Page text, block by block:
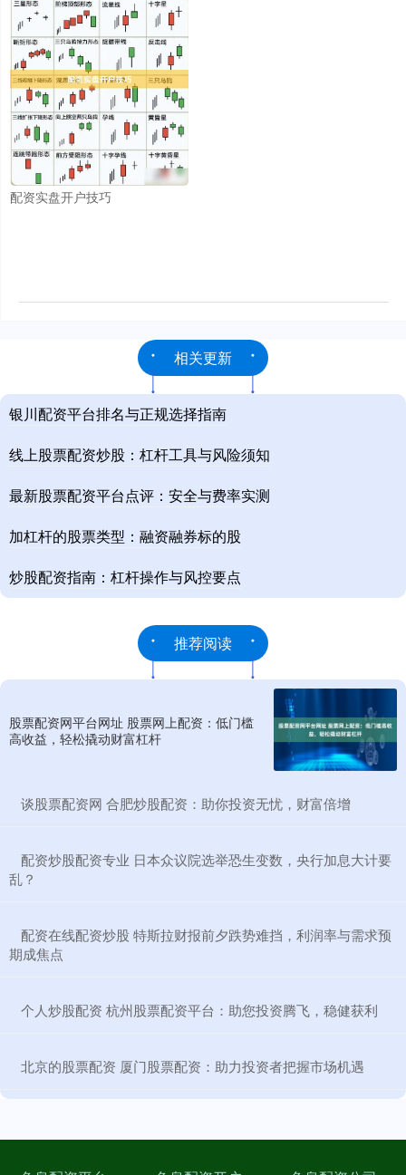
配资实盘开户技巧
相关更新
银川配资平台排名与正规选择指南
线上股票配资炒股：杠杆工具与风险须知
最新股票配资平台点评：安全与费率实测
加杠杆的股票类型：融资融券标的股
炒股配资指南：杠杆操作与风控要点
推荐阅读
股票配资网平台网址 股票网上配资：低门槛
高收益，轻松撬动财富杠杆
​谈股票配资网 合肥炒股配资：助你投资无忧，财富倍增
​配资炒股配资专业 日本众议院选举恐生变数，央行加息大计要
乱？
​配资在线配资炒股 特斯拉财报前夕跌势难挡，利润率与需求预
期成焦点
​个人炒股配资 杭州股票配资平台：助您投资腾飞，稳健获利
​北京的股票配资 厦门股票配资：助力投资者把握市场机遇